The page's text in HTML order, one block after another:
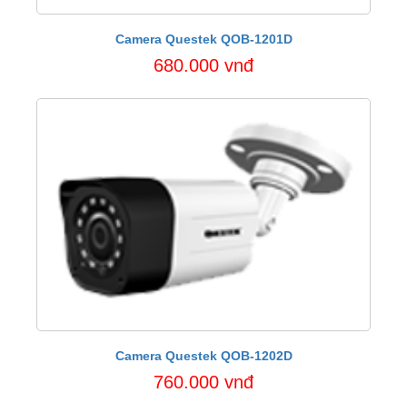
Camera Questek QOB-1201D
680.000 vnđ
Camera Questek QOB-1202D
760.000 vnđ